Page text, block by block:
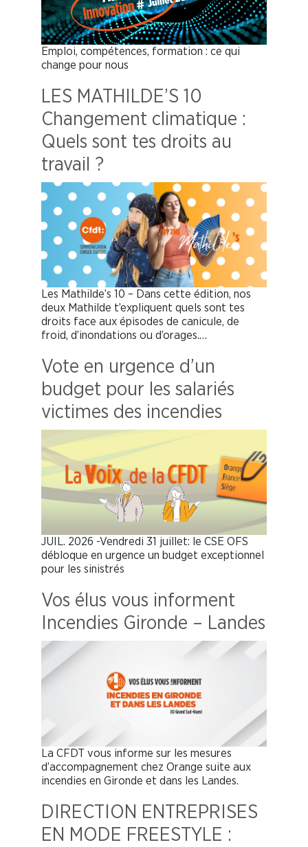
Emploi, compétences, formation : ce qui
change pour nous
LES MATHILDE’S 10
Changement climatique :
Quels sont tes droits au
travail ?
Les Mathilde’s 10 – Dans cette édition, nos
deux Mathilde t’expliquent quels sont tes
droits face aux épisodes de canicule, de
froid, d’inondations ou d’orages.…
Vote en urgence d’un
budget pour les salariés
victimes des incendies
JUIL. 2026 -Vendredi 31 juillet: le CSE OFS
débloque en urgence un budget exceptionnel
pour les sinistrés
Vos élus vous informent
Incendies Gironde – Landes
La CFDT vous informe sur les mesures
d’accompagnement chez Orange suite aux
incendies en Gironde et dans les Landes.
DIRECTION ENTREPRISES
EN MODE FREESTYLE :